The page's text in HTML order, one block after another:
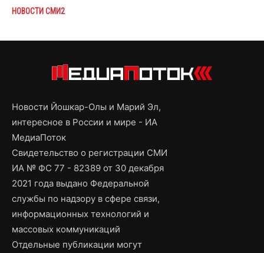
НОВОСТИ СМИ2
Новости Йошкар-Олы и Марий Эл,
интересное в России и мире - ИА
МедиаПоток
Свидетельство о регистрации СМИ
ИА № ФС 77 - 82389 от 30 декабря
2021 года выдано Федеральной
службы по надзору в сфере связи,
информационных технологий и
массовых коммуникаций
Отдельные публикации могут